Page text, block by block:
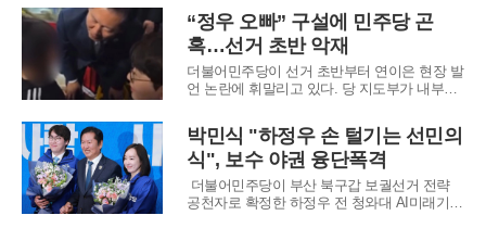
정 정당이 의석의 90% 이상을 싹쓸이하는 현
상이 반복된다. 영남권에서는 국민의힘이, 호
남권에서는 더불어민주당이 지역 의회를 독점
하는 식이다. 이러한 의석 점유율은 해당 지역
에서 각
“정우 오빠” 구설에 민주당 곤
혹…선거 초반 악재
더불어민주당이 선거 초반부터 연이은 현장 발
언 논란에 휘말리고 있다. 당 지도부가 내부적
부 인사들의 발언이 잇따라 구설에 오르면서
민심 관리에 비상이 걸린 모습이다.정청래 더
불어민주당 대표는 3일 부산 북갑 국회의원 보
궐선거에 출마한 하정우 후보 지원 유세를 위
해 구포시장을
박민식 "하정우 손 털기는 선민의
식", 보수 야권 융단폭격
더불어민주당이 부산 북구갑 보궐선거 전략
공천자로 확정한 하정우 전 청와대 AI미래기획